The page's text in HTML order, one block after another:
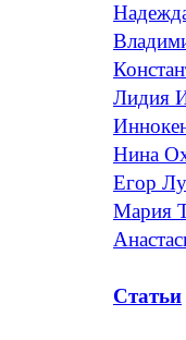
Лидия
Нина
Егор
Мария
Статьи